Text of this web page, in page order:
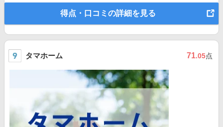
得点・口コミの詳細を見る
タマホーム 71.05点